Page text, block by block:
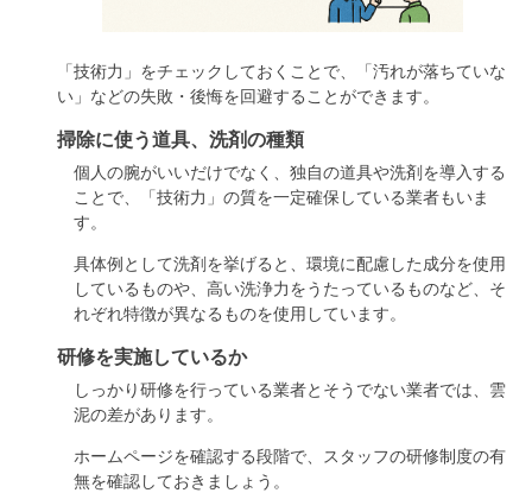
「技術力」をチェックしておくことで、「汚れが落ちていな
い」などの失敗・後悔を回避することができます。
掃除に使う道具、洗剤の種類
個人の腕がいいだけでなく、独自の道具や洗剤を導入する
ことで、「技術力」の質を一定確保している業者もいま
す。
具体例として洗剤を挙げると、環境に配慮した成分を使用
しているものや、高い洗浄力をうたっているものなど、そ
れぞれ特徴が異なるものを使用しています。
研修を実施しているか
しっかり研修を行っている業者とそうでない業者では、雲
泥の差があります。
ホームページを確認する段階で、スタッフの研修制度の有
無を確認しておきましょう。